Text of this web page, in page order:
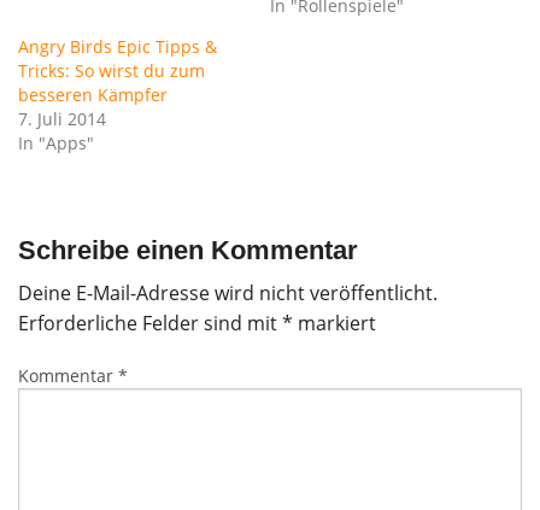
In "Rollenspiele"
Angry Birds Epic Tipps &
Tricks: So wirst du zum
besseren Kämpfer
7. Juli 2014
In "Apps"
Schreibe einen Kommentar
Deine E-Mail-Adresse wird nicht veröffentlicht.
Erforderliche Felder sind mit* markiert
Kommentar *